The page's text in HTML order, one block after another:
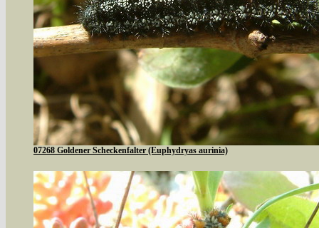
07268 Goldener Scheckenfalter (Euphydryas aurinia)